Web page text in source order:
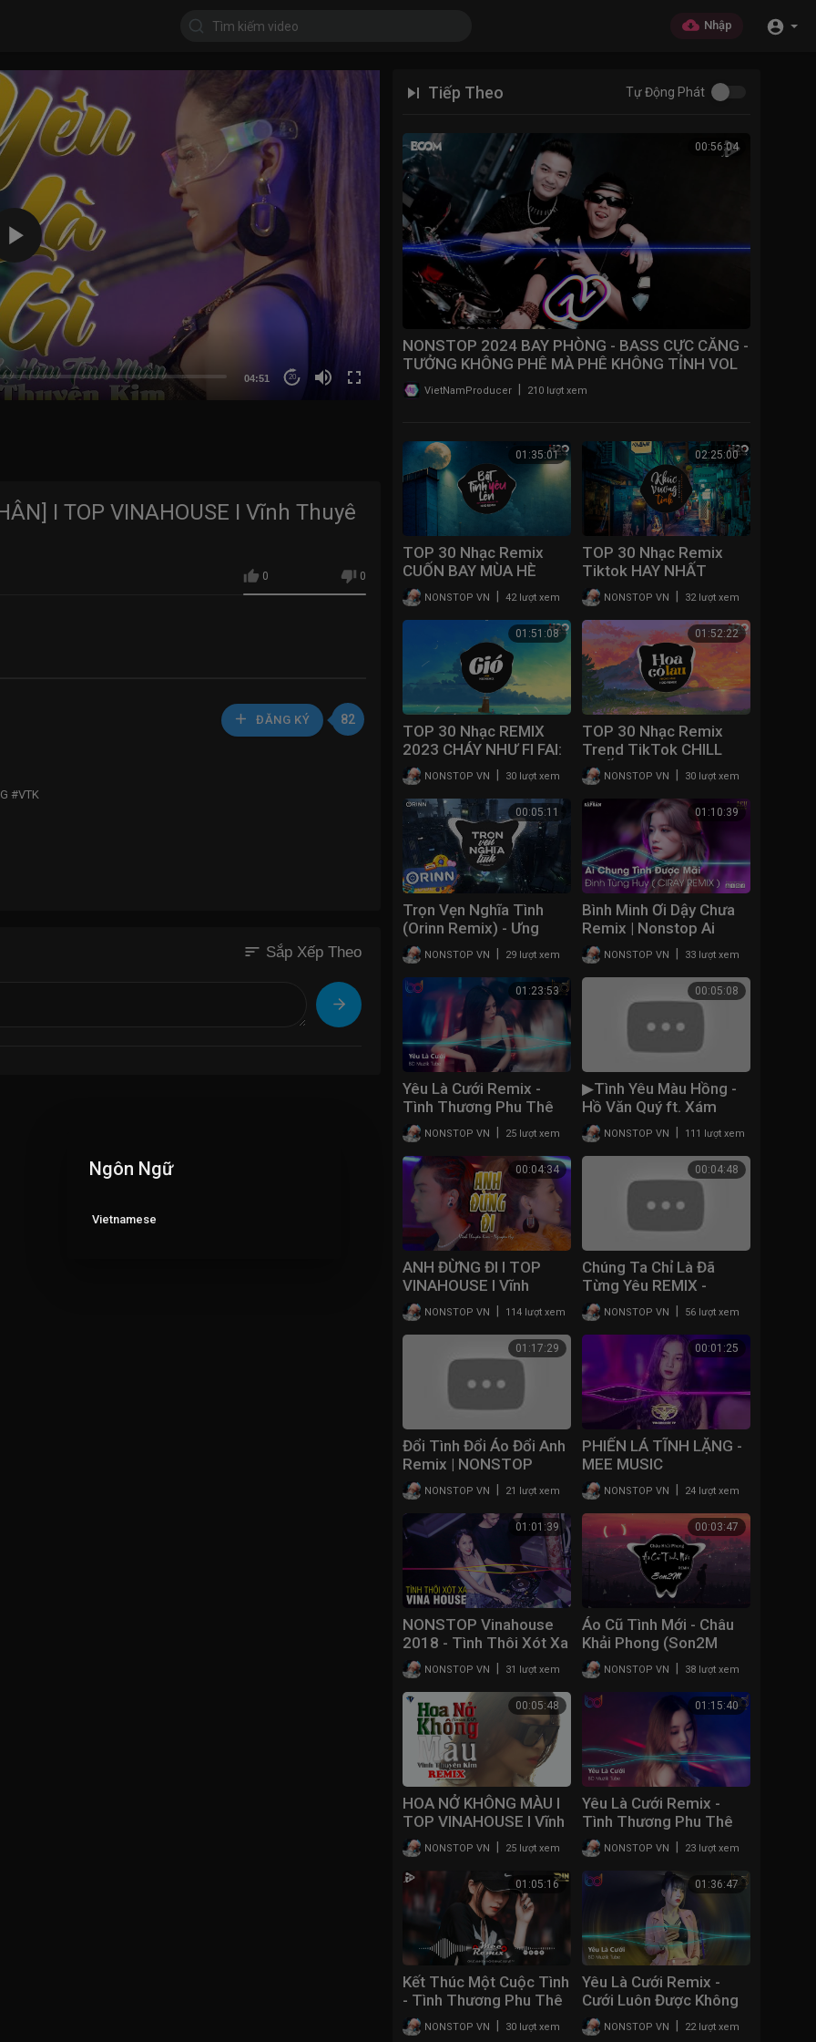
Nhập
04:51 20
Tiếp Theo Tự Động Phát
00:56:04
NONSTOP 2024 BAY PHÒNG - BASS CỰC CĂNG -
TƯỞNG KHÔNG PHÊ MÀ PHÊ KHÔNG TỈNH VOL
4 | NONSTOP VN
VietNamProducer 210 lượt xem
01:35:01
TOP 30 Nhạc Remix
CUỐN BAY MÙA HÈ
2023: Bật Tình Yêu Lên,
Thu Cuối, Là Anh, Thức
Giấc
NONSTOP VN 42 lượt xem
02:25:00
TOP 30 Nhạc Remix
Tiktok HAY NHẤT
2023: Khúc Vương Tình,
Hoa Cỏ Lau, Rượu Mừng
Hóa Người Dưng, Gió
NONSTOP VN 32 lượt xem
01:51:08
TOP 30 Nhạc REMIX
2023 CHÁY NHƯ FI FAI:
Gió, Hoa Cỏ Lau, Khuất
Lối, Mỹ Nhân, Sông
Trăng Tàn
NONSTOP VN 30 lượt xem
01:52:22
TOP 30 Nhạc Remix
Trend TikTok CHILL
NHẤT 2023: Hoa Cỏ
Lau, Bật Tình Yêu Lên,
Là Anh, Thu Cuối
NONSTOP VN 30 lượt xem
00:05:11
Trọn Vẹn Nghĩa Tình
(Orinn Remix) - Ưng
Hoàng Phúc x Wowy |
Nhạc Trẻ Remix Xu
Hướng Hot Tiktok 2022
NONSTOP VN 29 lượt xem
01:10:39
Bình Minh Ơi Dậy Chưa
Remix | Nonstop Ai
Chung Tình Được Mãi |
Việt Mix Dj Nonstop
2022 Vinahouse
NONSTOP VN 33 lượt xem
01:23:53
Yêu Là Cưới Remix -
Tình Thương Phu Thê
Remix - Đâu Là Yêu Đâu
Là Thương | Nonstop
2021 Việt Mix
NONSTOP VN 25 lượt xem
00:05:08
▶Tình Yêu Màu Hồng -
Hồ Văn Quý ft. Xám
(Mee Remix) | Nhạc Trẻ
Remix 2021 Vinahouse
Cực Mạnh
NONSTOP VN 111 lượt xem
00:04:34
ANH ĐỪNG ĐI I TOP
VINAHOUSE I Vĩnh
Thuyên Kim - Nguyên
Hy - Sơn 2M
NONSTOP VN 114 lượt xem
00:04:48
Chúng Ta Chỉ Là Đã
Từng Yêu REMIX -
Thiên Tú [ Bản Mix
CĂNG ĐÉT GÂY
NGHIỆN MẠNH hot tik
NONSTOP VN 56 lượt xem
01:17:29
Đổi Tình Đổi Áo Đổi Anh
Remix | NONSTOP
Vinahouse TIKTOK Chill
Remix - Nhạc Trẻ
Remix Hay Nhất 2021
NONSTOP VN 21 lượt xem
00:01:25
PHIẾN LÁ TĨNH LẶNG -
MEE MUSIC
NONSTOP VN 24 lượt xem
01:01:39
NONSTOP Vinahouse
2018 - Tình Thôi Xót Xa
| Nhạc Sàn Cực Mạnh
2018 - DJ Natale | Việt
Mix 2018
NONSTOP VN 31 lượt xem
00:03:47
Áo Cũ Tình Mới - Châu
Khải Phong (Son2M
REMIX ) | Vinahouse
Version
NONSTOP VN 38 lượt xem
00:05:48
HOA NỞ KHÔNG MÀU I
TOP VINAHOUSE I Vĩnh
Thuyên Kim - Dj Sully -
Mc LongB
NONSTOP VN 25 lượt xem
01:15:40
Yêu Là Cưới Remix -
Tình Thương Phu Thê
Remix - Anh Ta Vốn Dĩ
Giàu Sang | Nonstop
2021 Việt Mix
NONSTOP VN 23 lượt xem
01:05:16
Kết Thúc Một Cuộc Tình
- Tình Thương Phu Thê
Remix | Lk DJ Remix
2021 Vinahouse Tik
NONSTOP VN 30 lượt xem
01:36:47
Yêu Là Cưới Remix -
Cưới Luôn Được Không
Remix - Tình Thương
Phu Thê Remix |
NONSTOP VN 22 lượt xem
I TOP VINAHOUSE I Vĩnh Thuyê
0 0
ĐĂNG KÝ 82
#VTK
sort Sắp Xếp Theo
Ngôn Ngữ
Vietnamese